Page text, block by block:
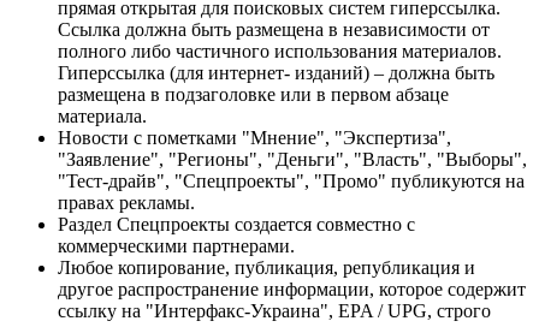
прямая открытая для поисковых систем гиперссылка.
Ссылка должна быть размещена в независимости от
полного либо частичного использования материалов.
Гиперссылка (для интернет- изданий) – должна быть
размещена в подзаголовке или в первом абзаце
материала.
Новости с пометками "Мнение", "Экспертиза",
"Заявление", "Регионы", "Деньги", "Власть", "Выборы",
"Тест-драйв", "Спецпроекты", "Промо" публикуются на
правах рекламы.
Раздел Спецпроекты создается совместно с
коммерческими партнерами.
Любое копирование, публикация, републикация и
другое распространение информации, которое содержит
ссылку на "Интерфакс-Украина", EPA / UPG, строго